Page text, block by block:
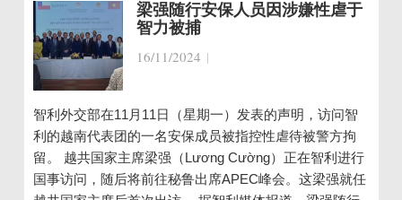
梁强随行安保人员因涉嫌性虐于
智力被捕
16/11/2024 |
智利外交部在11月11日（星期一）发表的声明，访问智
利的越南代表团的一名安保成员被指控性虐待被警方拘
留。 越共国家主席梁强（Lương Cường）正在智利进行
国事访问，随后将前往秘鲁出席APEC峰会。这梁强就任